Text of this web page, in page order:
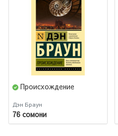
Происхождение
Дэн Браун
76 сомони